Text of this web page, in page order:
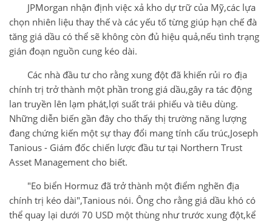
JPMorgan nhận định việc xả kho dự trữ của Mỹ,các lựa
chọn nhiên liệu thay thế và các yếu tố từng giúp hạn chế đà
tăng giá dầu có thể sẽ không còn đủ hiệu quả,nếu tình trạng
gián đoạn nguồn cung kéo dài.
Các nhà đầu tư cho rằng xung đột đã khiến rủi ro địa
chính trị trở thành một phần trong giá dầu,gây ra tác động
lan truyền lên lạm phát,lợi suất trái phiếu và tiêu dùng.
Những diễn biến gần đây cho thấy thị trường năng lượng
đang chứng kiến một sự thay đổi mang tính cấu trúc,Joseph
Tanious - Giám đốc chiến lược đầu tư tại Northern Trust
Asset Management cho biết.
"Eo biển Hormuz đã trở thành một điểm nghẽn địa
chính trị kéo dài",Tanious nói. Ông cho rằng giá dầu khó có
thể quay lại dưới 70 USD một thùng như trước xung đột,kể